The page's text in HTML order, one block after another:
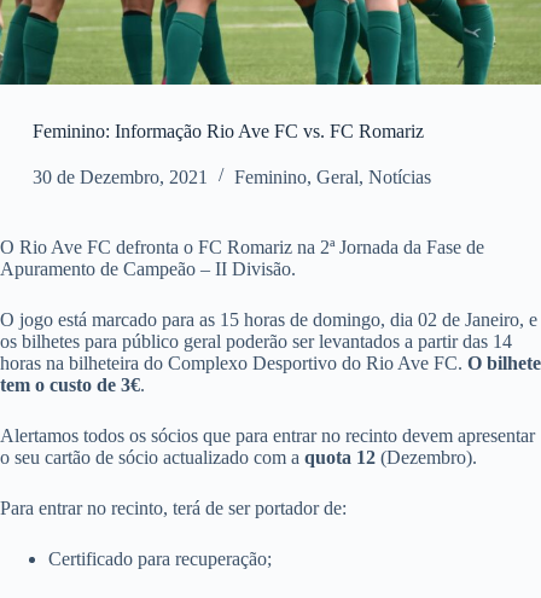
Feminino: Informação Rio Ave FC vs. FC Romariz
30 de Dezembro, 2021 Feminino, Geral, Notícias
O Rio Ave FC defronta o FC Romariz na 2ª Jornada da Fase de
Apuramento de Campeão – II Divisão.
O jogo está marcado para as 15 horas de domingo, dia 02 de Janeiro, e
os bilhetes para público geral poderão ser levantados a partir das 14
horas na bilheteira do Complexo Desportivo do Rio Ave FC. O bilhete
tem o custo de 3€.
Alertamos todos os sócios que para entrar no recinto devem apresentar
o seu cartão de sócio actualizado com a quota 12 (Dezembro).
Para entrar no recinto, terá de ser portador de:
Certificado para recuperação;